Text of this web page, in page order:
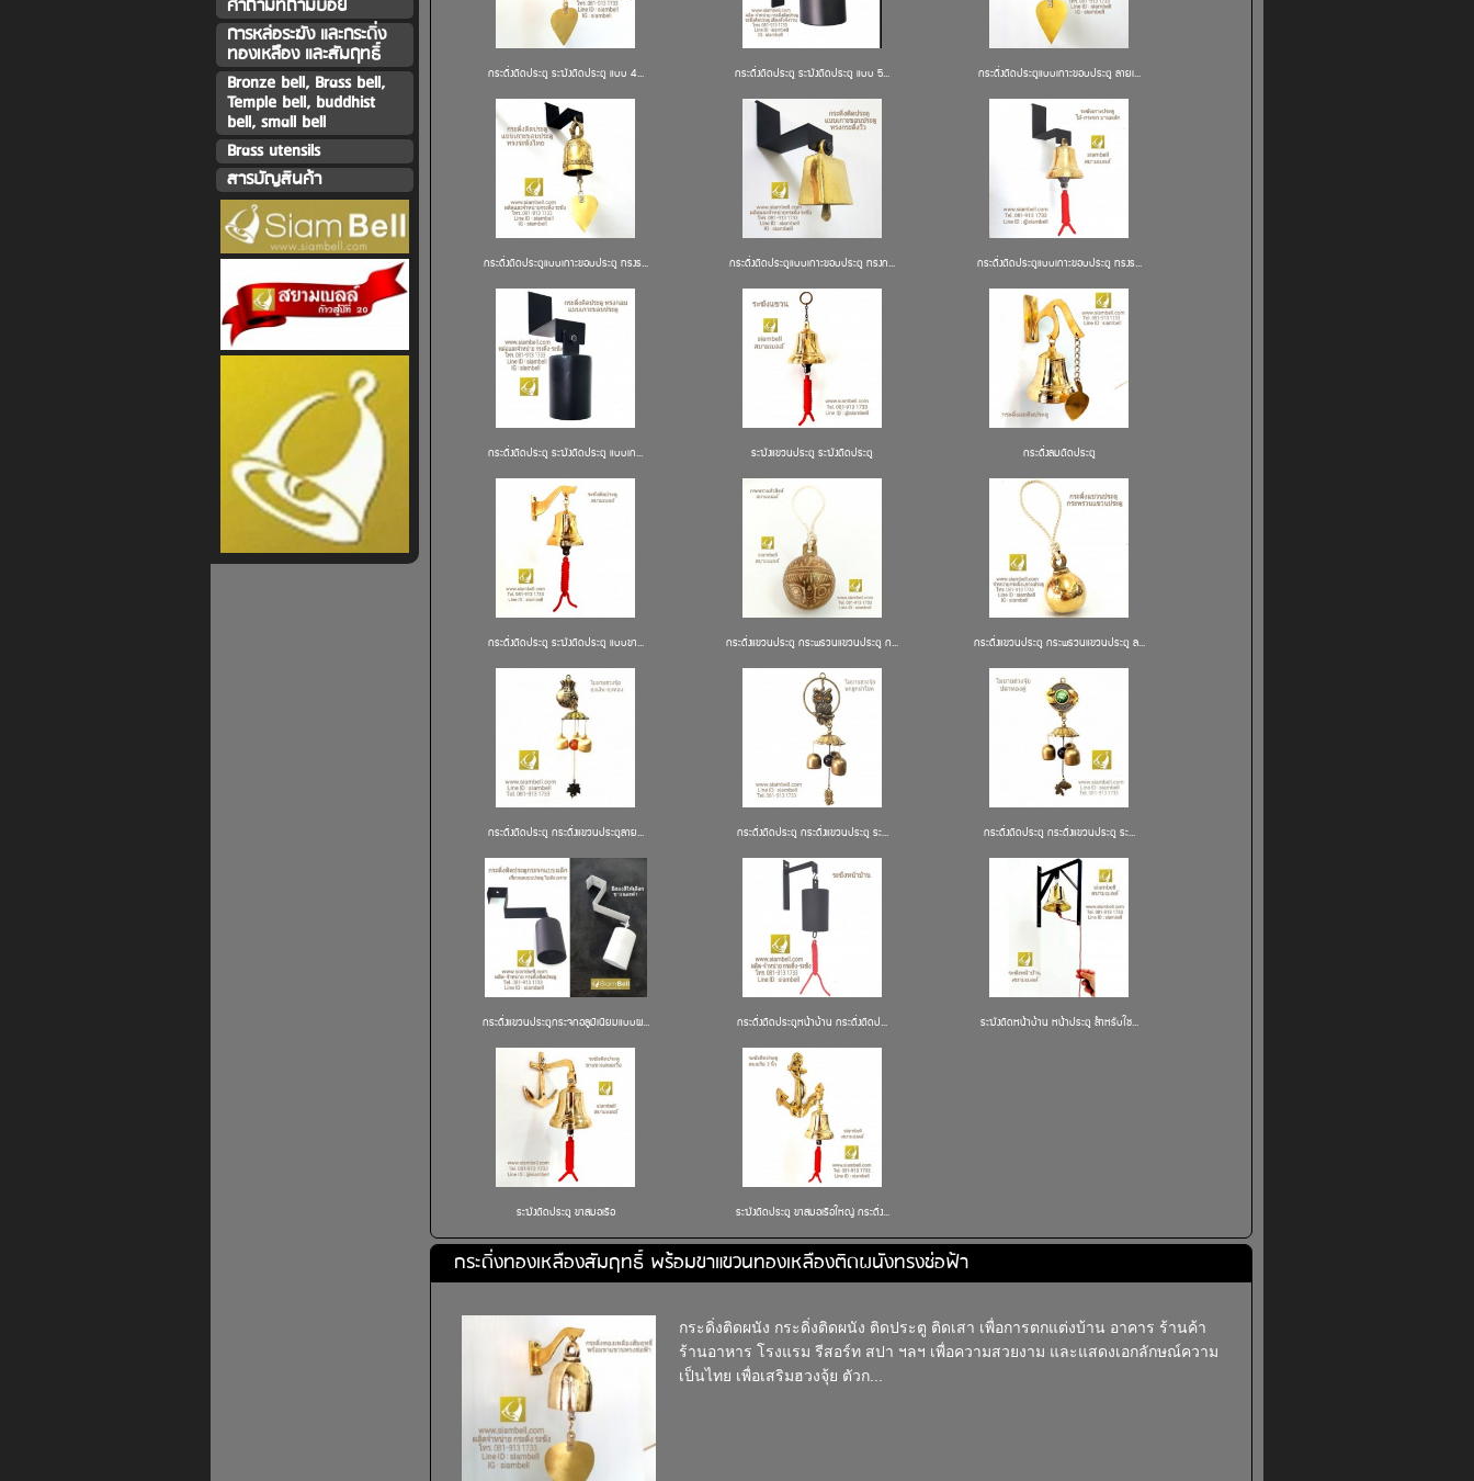
คำถามที่ถามบ่อย
การหล่อระฆัง และกระดิ่ง
ทองเหลืิอง และสัมฤทธิ์
Bronze bell, Brass bell,
Temple bell, buddhist
bell, small bell
Brass utensils
สารบัญสินค้า
กระดิ่งติดประตู ระฆังติดประตู แบบ 4... กระดิ่งติดประตู ระฆังติดประตู แบบ 5... กระดิ่งติดประตูแบบเกาะขอบประตู ลายเ...
กระดิ่งติดประตูแบบเกาะขอบประตู ทรงร... กระดิ่งติดประตูแบบเกาะขอบประตู ทรงก... กระดิ่งติดประตูแบบเกาะขอบประตู ทรงร...
กระดิ่งติดประตู ระฆังติดประตู แบบเก... ระฆังแขวนประตู ระฆังติดประตู กระดิ่งลมติดประตู
กระดิ่งติดประตู ระฆังติดประตู แบบขา... กระดิ่งแขวนประตู กระพรวนแขวนประตู ก... กระดิ่งแขวนประตู กระพรวนแขวนประตู ล...
กระดิ่งติดประตู กระดิ่งแขวนประตูลาย... กระดิ่งติดประตู กระดิ่งแขวนประตู ระ... กระดิ่งติดประตู กระดิ่งแขวนประตู ระ...
กระดิ่งแขวนประตูกระจกอลูมิเนียมแบบผ... กระดิ่งติดประตูหน้าบ้าน กระดิ่งติดป... ระฆังติดหน้าบ้าน หน้าประตู สำหรับใช...
ระฆังติดประตู ขาสมอเรือ ระฆังติดประตู ขาสมอเรือใหญ่ กระดิ่ง...
กระดิ่งทองเหลืองสัมฤทธิ์ พร้อมขาแขวนทองเหลืองติดผนังทรงช่อฟ้า
กระดิ่งติดผนัง กระดิ่งติดผนัง ติดประตู ติดเสา เพื่อการตกแต่งบ้าน อาคาร ร้านค้า
ร้านอาหาร โรงแรม รีสอร์ท สปา ฯลฯ เพื่อความสวยงาม และแสดงเอกลักษณ์ความ
เป็นไทย เพื่อเสริมฮวงจุ้ย ตัวก...